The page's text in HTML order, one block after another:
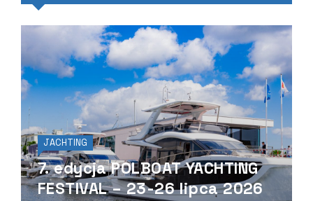
JACHTING
7. edycja POLBOAT YACHTING
FESTIVAL – 23-26 lipca 2026